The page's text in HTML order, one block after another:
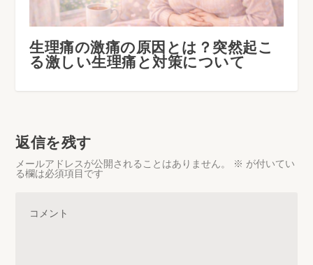
生理痛の激痛の原因とは？突然起こ
る激しい生理痛と対策について
返信を残す
メールアドレスが公開されることはありません。 ※ が付いてい
る欄は必須項目です